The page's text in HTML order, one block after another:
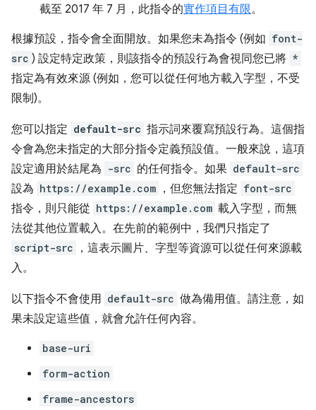
截至 2017 年 7 月，此指令的實作項目有限。
根據預設，指令會全面開放。如果您未為指令 (例如 font-
src ) 設定特定政策，則該指令的預設行為會視同您已將 *
指定為有效來源 (例如，您可以從任何地方載入字型，不受
限制)。
您可以指定 default-src 指示詞來覆寫預設行為。這個指
令會為您未指定的大部分指令定義預設值。一般來說，這項
設定適用於結尾為 -src 的任何指令。如果 default-src
設為 https://example.com ，但您無法指定 font-src
指令，則只能從 https://example.com 載入字型，而無
法從其他位置載入。在先前的範例中，我們只指定了
script-src
，這表示圖片、字型等資源可以從任何來源載
入。
以下指令不會使用 default-src 做為備用值。請注意，如
果未設定這些值，就會允許任何內容。
base-uri
form-action
frame-ancestors